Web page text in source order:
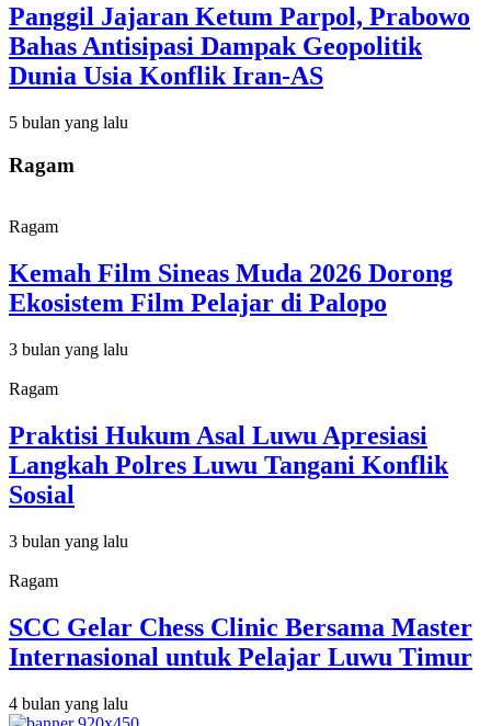
Panggil Jajaran Ketum Parpol, Prabowo
Bahas Antisipasi Dampak Geopolitik
Dunia Usia Konflik Iran-AS
5 bulan yang lalu
Ragam
Ragam
Kemah Film Sineas Muda 2026 Dorong
Ekosistem Film Pelajar di Palopo
3 bulan yang lalu
Ragam
Praktisi Hukum Asal Luwu Apresiasi
Langkah Polres Luwu Tangani Konflik
Sosial
3 bulan yang lalu
Ragam
SCC Gelar Chess Clinic Bersama Master
Internasional untuk Pelajar Luwu Timur
4 bulan yang lalu